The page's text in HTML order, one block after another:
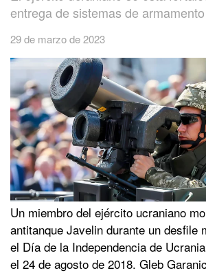
entrega de sistemas de
29 de marzo de 2023
Un miembro del ejército ucraniano
antitanque Javelin durante un desfile
el Día de la Independencia de
el 24 de agosto de 2018. Gleb